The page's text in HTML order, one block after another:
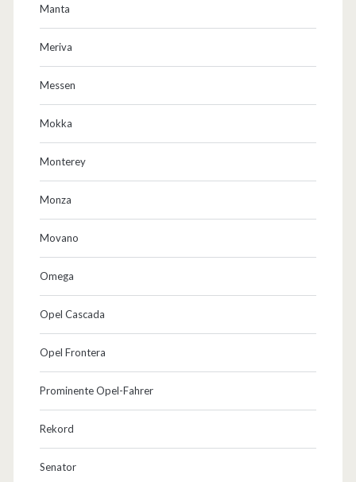
Manta
Meriva
Messen
Mokka
Monterey
Monza
Movano
Omega
Opel Cascada
Opel Frontera
Prominente Opel-Fahrer
Rekord
Senator